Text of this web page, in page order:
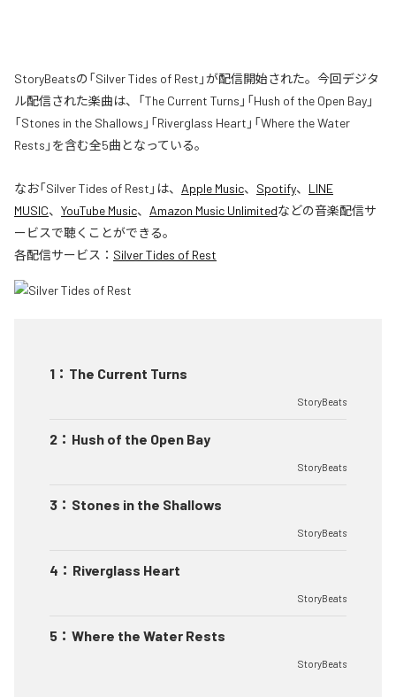
StoryBeatsの「Silver Tides of Rest」が配信開始された。今回デジタ
ル配信された楽曲は、「The Current Turns」「Hush of the Open Bay」
「Stones in the Shallows」「Riverglass Heart」「Where the Water
Rests」を含む全5曲となっている。
なお「Silver Tides of Rest 」は、 Apple Music、 Spotify、 LINE
MUSIC、 YouTube Music、 Amazon Music Unlimitedなどの音楽配信サ
ービスで聴くことができる。
各配信サービス： Silver Tides of Rest
1 ： The Current Turns
StoryBeats
2 ： Hush of the Open Bay
StoryBeats
3 ： Stones in the Shallows
StoryBeats
4 ： Riverglass Heart
StoryBeats
5 ： Where the Water Rests
StoryBeats